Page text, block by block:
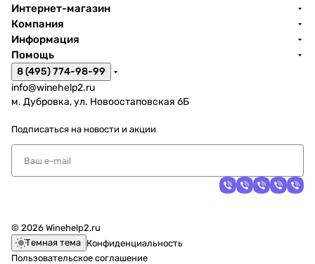
Интернет-магазин
Компания
Информация
Помощь
8 (495) 774-98-99
info@winehelp2.ru
м. Дубровка, ул. Новоостаповская 6Б
Подписаться на новости и акции
© 2026 Winehelp2.ru
Темная тема Конфиденциальность
Пользовательское соглашение